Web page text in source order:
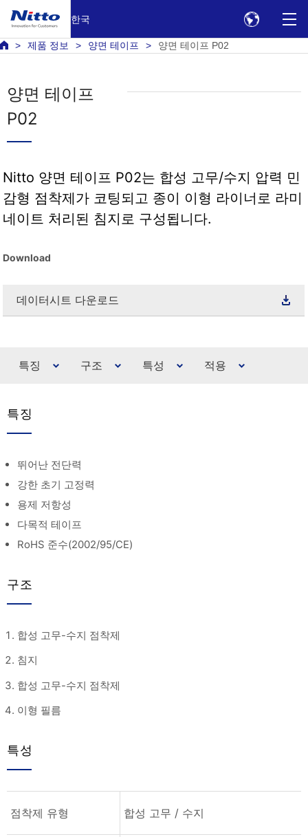
한국
제품 정보 양면 테이프 양면 테이프 P02
양면 테이프
P02
Nitto 양면 테이프 P02는 합성 고무/수지 압력 민
감형 점착제가 코팅되고 종이 이형 라이너로 라미
네이트 처리된 침지로 구성됩니다.
Download
데이터시트 다운로드
특징 구조 특성 적용
특징
뛰어난 전단력
강한 초기 고정력
용제 저항성
다목적 테이프
RoHS 준수(2002/95/CE)
구조
합성 고무-수지 점착제
침지
합성 고무-수지 점착제
이형 필름
특성
점착제 유형 합성 고무 / 수지